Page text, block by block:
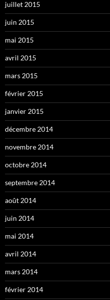
juillet 2015
juin 2015
mai 2015
avril 2015
mars 2015
février 2015
janvier 2015
décembre 2014
novembre 2014
octobre 2014
septembre 2014
août 2014
juin 2014
mai 2014
avril 2014
mars 2014
février 2014